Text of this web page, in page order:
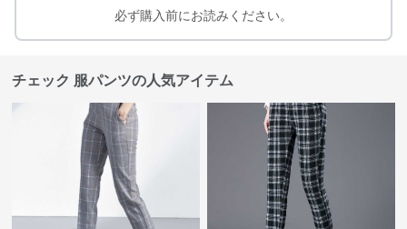
必ず購入前にお読みください。
チェック 服パンツの人気アイテム